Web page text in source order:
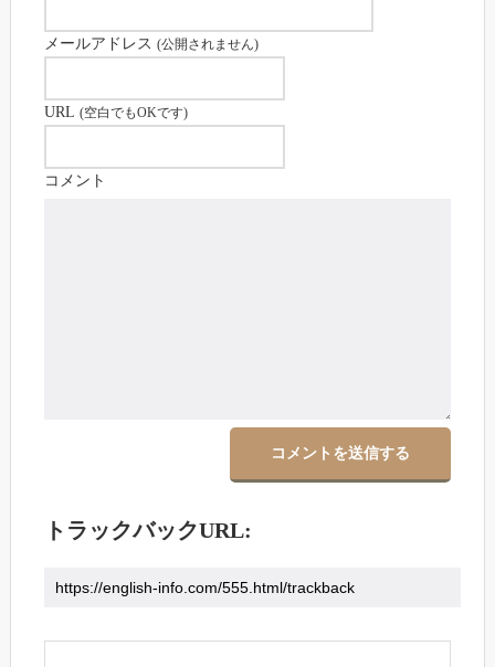
メールアドレス (公開されません)
URL (空白でもOKです)
コメント
トラックバックURL: